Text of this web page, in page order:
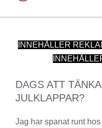
INNEHÅLLER
DAGS ATT
JULKLAPPAR?
Jag har spanat runt hos